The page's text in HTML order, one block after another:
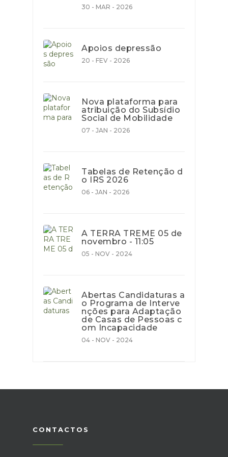
30 - MAR - 2026
Apoios depressão
20 - FEV - 2026
Nova plataforma para
atribuição do Subsídio
Social de Mobilidade
07 - JAN - 2026
Tabelas de Retenção d
o IRS 2026
06 - JAN - 2026
A TERRA TREME 05 de
novembro - 11:05
05 - NOV - 2024
Abertas Candidaturas a
o Programa de Interve
nções para Adaptação
de Casas de Pessoas c
om Incapacidade
04 - NOV - 2024
CONTACTOS